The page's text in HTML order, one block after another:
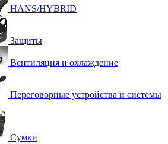
HANS/HYBRID
Защиты
Вентиляция и охлаждение
Переговорные устройства и системы
Сумки